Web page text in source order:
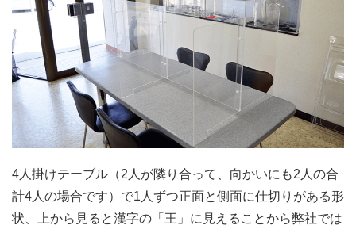
4人掛けテーブル（2人が隣り合って、向かいにも2人の合
計4人の場合です）で1人ずつ正面と側面に仕切りがある形
状、上から見ると漢字の「王」に見えることから弊社では